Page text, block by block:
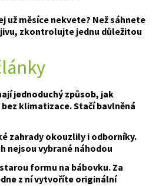
už měsíce nekvete? Než sáhnete
zkontrolujte jednu důležitou
jednoduchý způsob, jak
klimatizace. Stačí bavlněná
zahrady okouzlily i odborníky.
nejsou vybrané náhodou
formu na bábovku. Za
z ní vytvoříte originální